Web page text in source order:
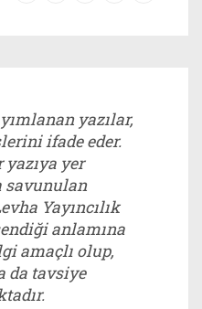
yazılar,
ifade eder.
yazıya yer
savunulan
Yayıncılık
anlamına
amaçlı olup,
da tavsiye